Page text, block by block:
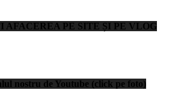
AFACEREA PE SITE ȘI PE VLOG
nostru de Youtube (click pe foto)